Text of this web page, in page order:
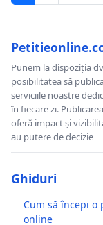
Punem la dispoziția
posibilitatea să
serviciile noastre
în fiecare zi.
oferă impact și
au putere de decizie
Ghiduri
Cum să începi o
online